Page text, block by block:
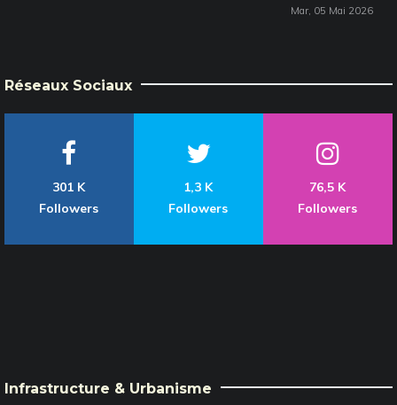
Mar, 05 Mai 2026
Réseaux Sociaux
301 K
Followers
1,3 K
Followers
76,5 K
Followers
Infrastructure & Urbanisme